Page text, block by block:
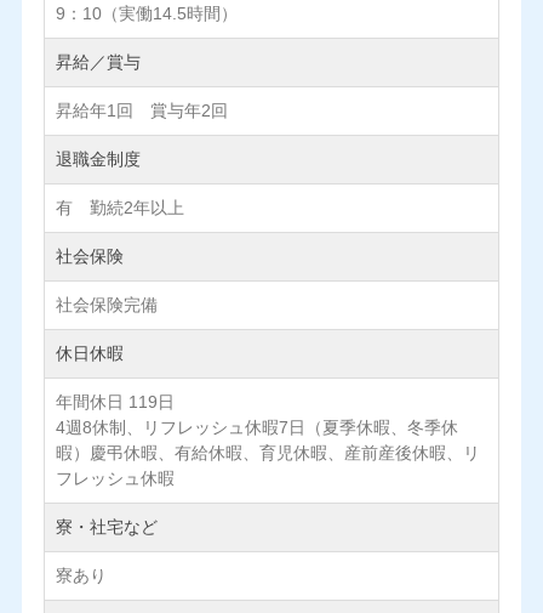
9：10（実働14.5時間）
昇給／賞与
昇給年1回 賞与年2回
退職金制度
有 勤続2年以上
社会保険
社会保険完備
休日休暇
年間休日 119日
4週8休制、リフレッシュ休暇7日（夏季休暇、冬季休
暇）慶弔休暇、有給休暇、育児休暇、産前産後休暇、リ
フレッシュ休暇
寮・社宅など
寮あり